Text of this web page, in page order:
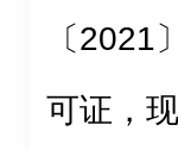
〔
可证，